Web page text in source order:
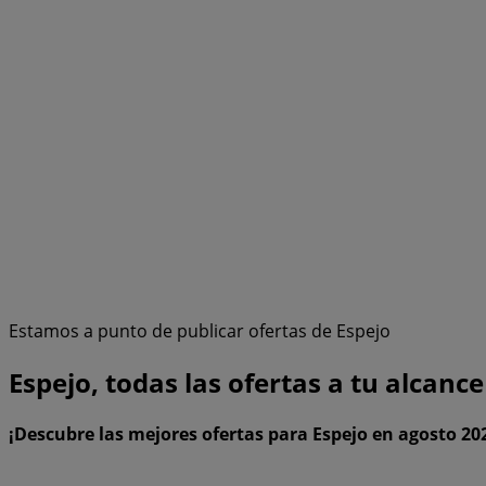
Estamos a punto de publicar ofertas de Espejo
Espejo, todas las ofertas a tu alcance
¡Descubre las mejores ofertas para Espejo en agosto